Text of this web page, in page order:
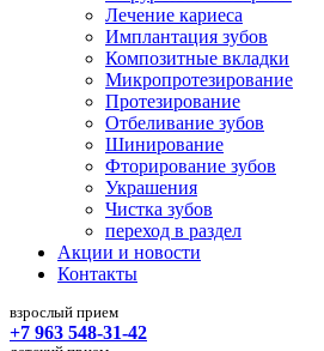
Лечение кариеса
Имплантация зубов
Композитные вкладки
Микропротезирование
Протезирование
Отбеливание зубов
Шинирование
Фторирование зубов
Украшения
Чистка зубов
переход в раздел
Акции и новости
Контакты
взрослый прием
+7 963 548-31-42